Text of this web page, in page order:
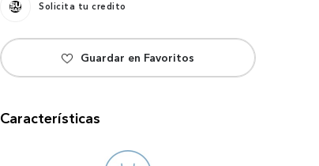
Solicita tu credito
Características